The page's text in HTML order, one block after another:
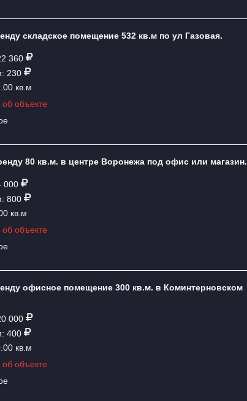
складское помещение 532 кв.м по ул Газовая.
360
230
кв.м
объекте
80 кв.м. в центре Воронежа под офис или магазин.
000
800
кв.м
объекте
офисное помещение 300 кв.м. в Коминтерновском
000
400
кв.м
объекте